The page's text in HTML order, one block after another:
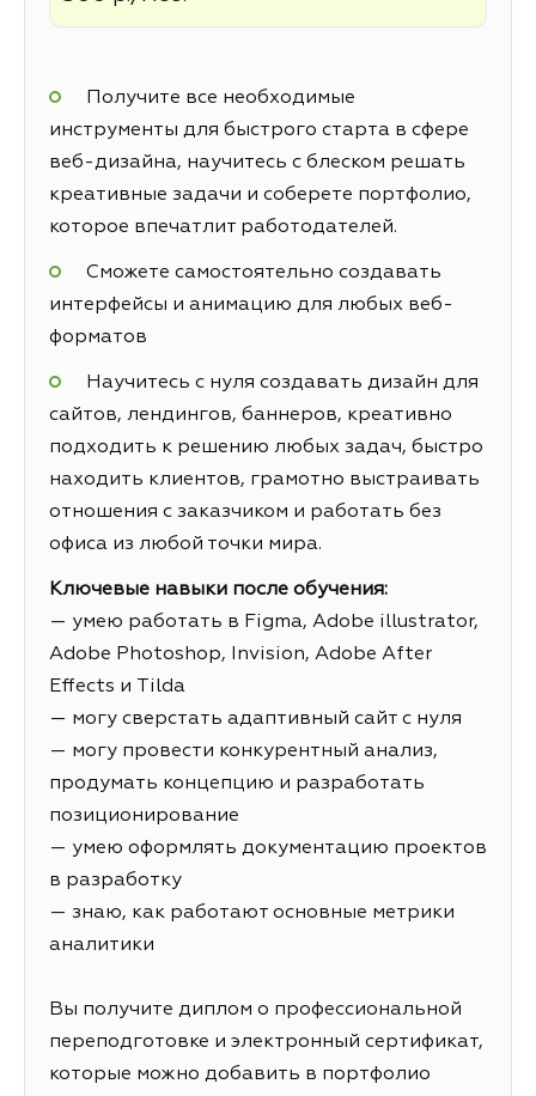
Получите все необходимые
инструменты для быстрого старта в сфере
веб-дизайна, научитесь с блеском решать
креативные задачи и соберете портфолио,
которое впечатлит работодателей.
Сможете самостоятельно создавать
интерфейсы и анимацию для любых веб-
форматов
Научитесь с нуля создавать дизайн для
сайтов, лендингов, баннеров, креативно
подходить к решению любых задач, быстро
находить клиентов, грамотно выстраивать
отношения с заказчиком и работать без
офиса из любой точки мира.
Ключевые навыки после обучения:
— умею работать в Figma, Adobe illustrator,
Adobe Photoshop, Invision, Adobe After
Effects и Tilda
— могу сверстать адаптивный сайт с нуля
— могу провести конкурентный анализ,
продумать концепцию и разработать
позиционирование
— умею оформлять документацию проектов
в разработку
— знаю, как работают основные метрики
аналитики
Вы получите диплом о профессиональной
переподготовке и электронный сертификат,
которые можно добавить в портфолио